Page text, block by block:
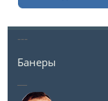
---
Банеры